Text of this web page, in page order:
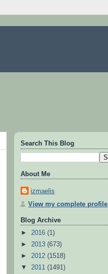
Search This Blog
About Me
izmaelis
View my complete profile
Blog Archive
► 2016 (1)
► 2013 (673)
► 2012 (1518)
▼ 2011 (1491)